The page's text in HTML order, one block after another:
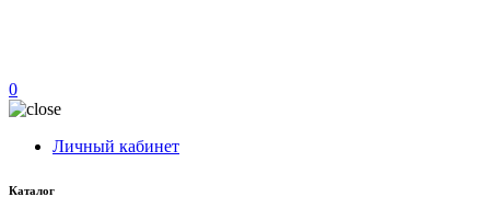
0
Личный кабинет
Каталог